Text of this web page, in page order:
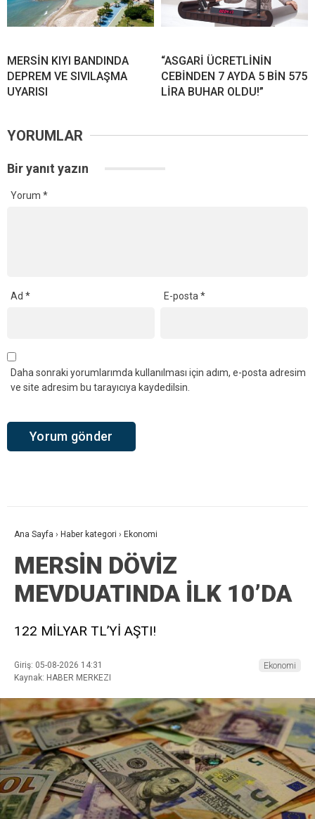
MERSİN KIYI BANDINDA
DEPREM VE SIVILAŞMA
UYARISI
“ASGARİ ÜCRETLİNİN
CEBİNDEN 7 AYDA 5 BİN 575
LİRA BUHAR OLDU!”
YORUMLAR
Bir yanıt yazın
Yorum *
Ad * E-posta*
Daha sonraki yorumlarımda kullanılması için adım, e-posta adresim
ve site adresim bu tarayıcıya kaydedilsin.
Ana Sayfa › Haber kategori › Ekonomi
MERSİN DÖVİZ
MEVDUATINDA İLK 10’DA
122 MİLYAR TL’Yİ AŞTI!
Giriş: 05-08-2026 14:31
Kaynak: HABER MERKEZI
Ekonomi